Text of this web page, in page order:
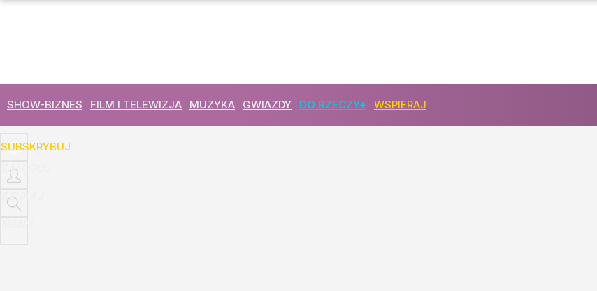
SHOW-BIZNES FILM I TELEWIZJA MUZYKA GWIAZDY DO RZECZY+ WSPIERAJ
SUBSKRYBUJ
ZALOGUJ
SZUKAJ